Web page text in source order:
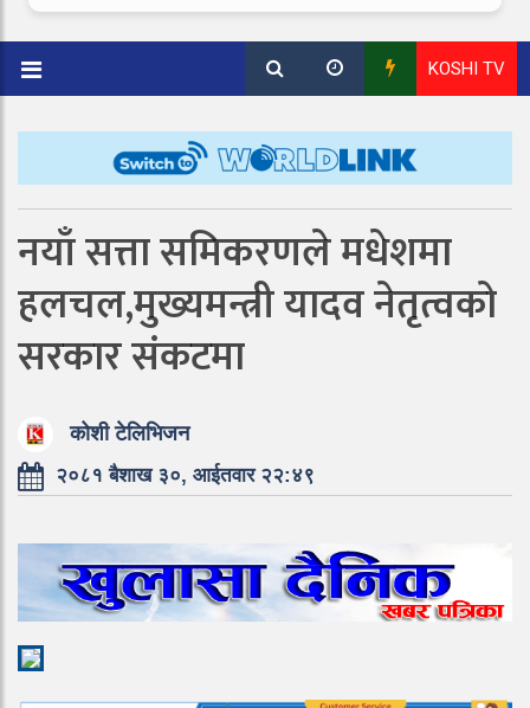
KOSHI TV
नयाँ सत्ता समिकरणले मधेशमा
हलचल,मुख्यमन्त्री यादव नेतृत्वको
सरकार संकटमा
कोशी टेलिभिजन
२०८१ बैशाख ३०, आईतवार २२:४९